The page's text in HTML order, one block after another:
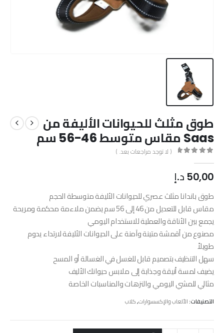
طوق مثلث للحيوانات الأليفة من
Saas مقاس متوسط 46-56 سم
( لا توجد مراجعات بعد. )
50,00 د.إ
طوق باندانا مثلث عصري للحيوانات الأليفة متوسطة الحجم
مقاس قابل للتعديل من 46 إلى 56 سم يضمن ملاءمة محكمة ومريحة
يجمع بين الأناقة والعملية للاستخدام اليومي
مصنوع من أقمشة متينة وآمنة على الحيوانات الأليفة لارتداء يدوم
طويلاً
سهل التنظيف بتصميم قابل للغسل في الغسالة أو المسح
يضيف لمسة أنيقة وجذابة إلى ملابس حيوانك الأليف
مثالي للمشي اليومي والنزهات والمناسبات الخاصة
التصنيفات:الألعاب والإكسسوارات,كلاب